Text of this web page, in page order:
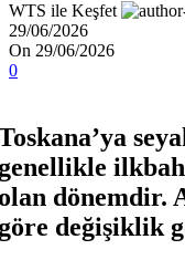
WTS ile Keşfet
29/06/2026
On 29/06/2026
0
dönemdir.
değişiklik